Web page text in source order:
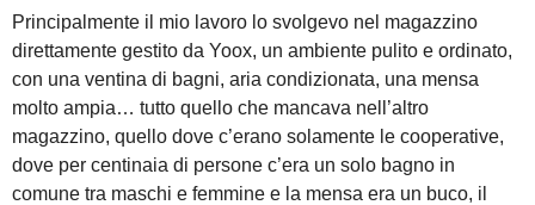
Principalmente il mio lavoro lo svolgevo nel magazzino
direttamente gestito da Yoox, un ambiente pulito e ordinato,
con una ventina di bagni, aria condizionata, una mensa
molto ampia… tutto quello che mancava nell’altro
magazzino, quello dove c’erano solamente le cooperative,
dove per centinaia di persone c’era un solo bagno in
comune tra maschi e femmine e la mensa era un buco, il